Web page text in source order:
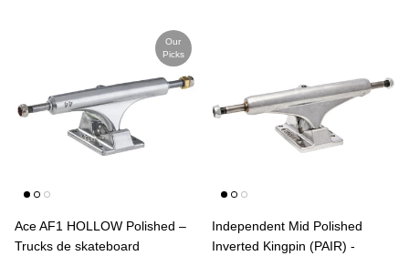
Our
Picks
Ace AF1 HOLLOW Polished –
Trucks de skateboard
Independent Mid Polished
Inverted Kingpin (PAIR) -